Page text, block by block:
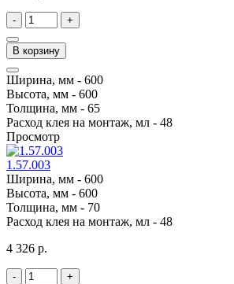
- +
В корзину
Ширина, мм - 600
Высота, мм - 600
Толщина, мм - 65
Расход клея на монтаж, мл - 48
Просмотр
1.57.003
Ширина, мм - 600
Высота, мм - 600
Толщина, мм - 70
Расход клея на монтаж, мл - 48
4 326 р.
- +